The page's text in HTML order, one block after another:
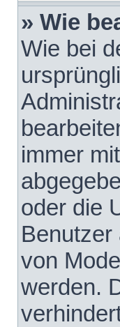
» Wie
Wie bei
immer
oder die
Benutzer
von
werden.